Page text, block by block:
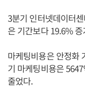
3분기 인터넷데이터
은 기간보다 19.6%
마케팅비용은 안정화
기 마케팅비용은
줄었다.